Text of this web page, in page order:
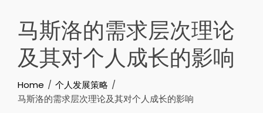
content马斯洛的需求层次理论
及其对个人成长的影响
Home
个人发展策略
马斯洛的需求层次理论及其对个人成长的影响